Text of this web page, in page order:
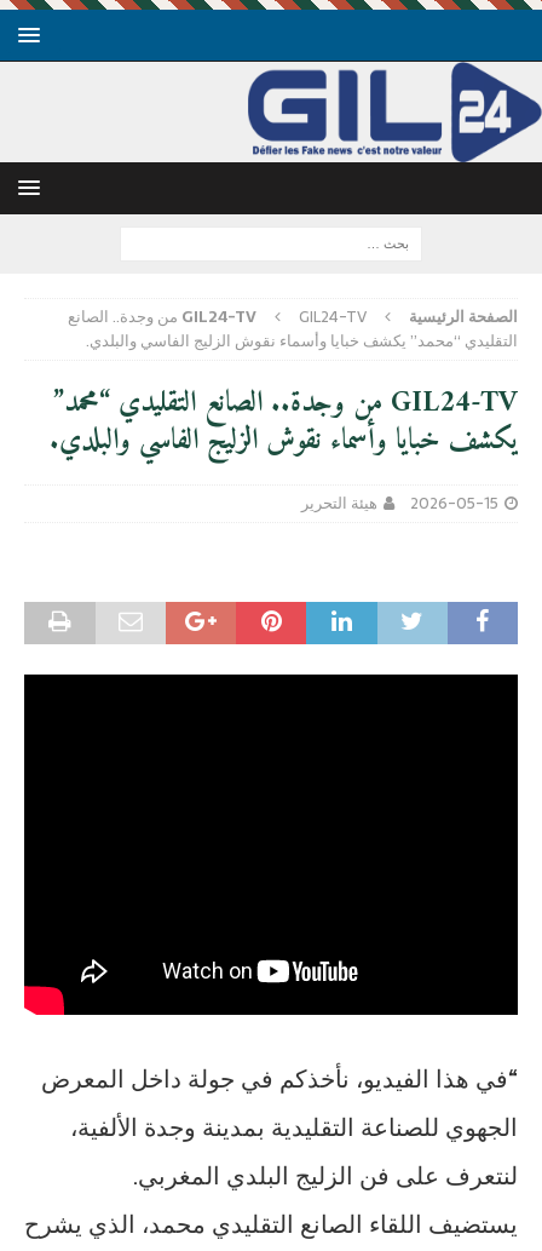
الصفحة الرئيسية GIL24-TV GIL24-TV من وجدة.. الصانع
التقليدي “محمد” يكشف خبايا وأسماء نقوش الزليج الفاسي والبلدي.
GIL24-TV من وجدة.. الصانع التقليدي “محمد”
يكشف خبايا وأسماء نقوش الزليج الفاسي والبلدي.
2026-05-15 هيئة التحرير
“في هذا الفيديو، نأخذكم في جولة داخل المعرض
الجهوي للصناعة التقليدية بمدينة وجدة الألفية،
لنتعرف على فن الزليج البلدي المغربي.
يستضيف اللقاء الصانع التقليدي محمد، الذي يشرح